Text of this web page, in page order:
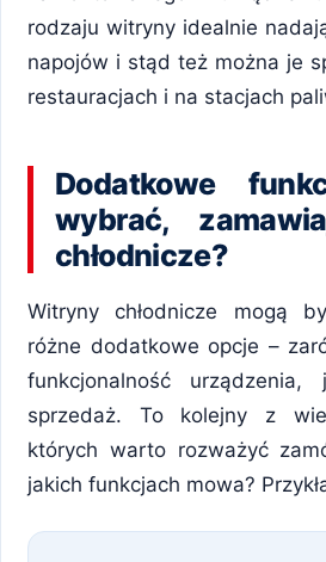
rodzaju witryny idealnie
napojów i stąd też można je
restauracjach i na stacjach
Dodatkowe
wybrać,
chłodnicze?
Witryny chłodnicze mogą
różne dodatkowe opcje –
funkcjonalność
sprzedaż. To kolejny z
których warto rozważyć
jakich funkcjach mowa?